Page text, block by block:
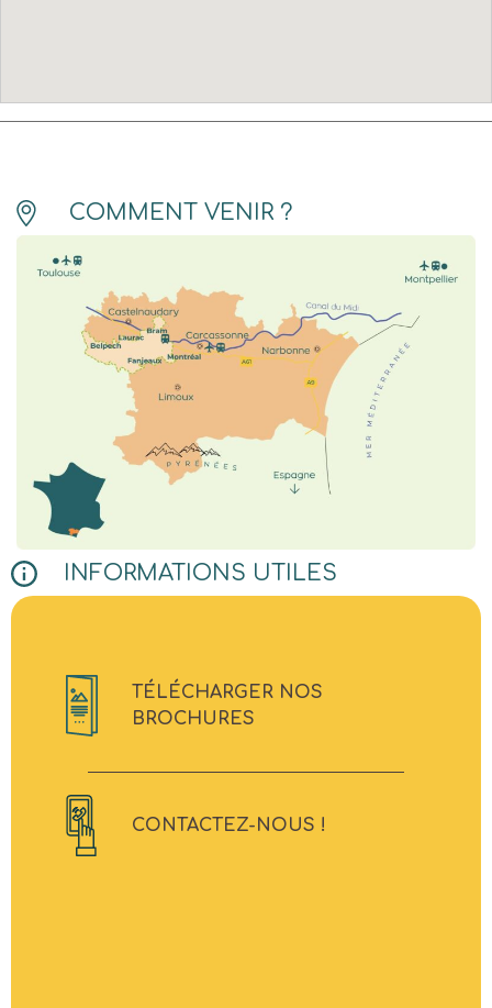
COMMENT VENIR ?
INFORMATIONS UTILES
TÉLÉCHARGER NOS
BROCHURES
CONTACTEZ-NOUS !